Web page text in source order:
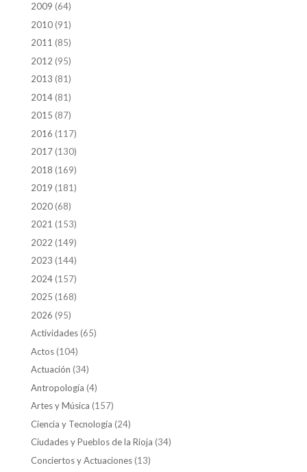
2009 (64)
2010(91)
2011 (85)
2012 (95)
2013 (81)
2014(81)
2015 (87)
2016 (117)
2017(130)
2018 (169)
2019 (181)
2020(68)
2021 (153)
2022 (149)
2023 (144)
2024(157)
2025 (168)
2026 (95)
Actividades(65)
Actos(104)
Actuación (34)
Antropología (4)
Artes y Música (157)
Ciencia y Tecnología (24)
Ciudades y Pueblos de la Rioja (34)
Conciertos y Actuaciones(13)